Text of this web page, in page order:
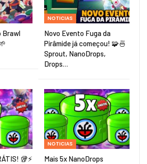
Brawl
NOTICIAS
Novo Evento Fuga da
Pirâmide já começou! 🧩🍜
Sprout, NanoDrops,
Drops…
🥡⚡
NOTICIAS
Mais 5x NanoDrops